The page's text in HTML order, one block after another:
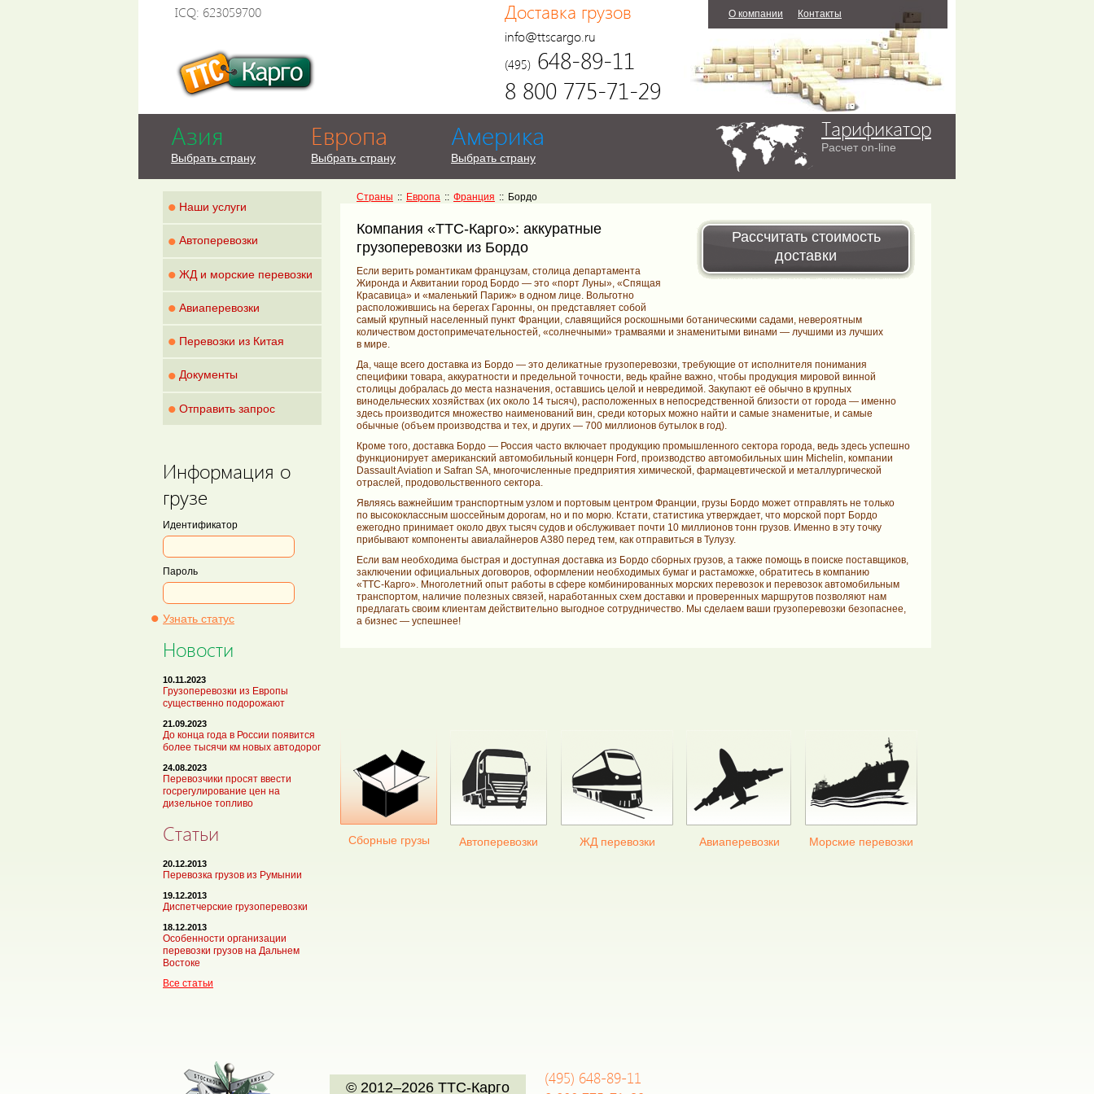
ICQ: 623059700 О компании Контакты
Доставка грузов
info@ttscargo.ru
(495) 648-89-11
8 800 775-71-29
Азия
Выбрать страну
Европа
Выбрать страну
Америка
Выбрать страну
Тарификатор
Расчет on-line
• Наши услуги
• Автоперевозки
• ЖД и морские перевозки
• Авиаперевозки
• Перевозки из Китая
• Документы
• Отправить запрос
Информация о
грузе
Идентификатор
Пароль
• Узнать статус
Новости
10.11.2023
Грузоперевозки из Европы
существенно подорожают
21.09.2023
До конца года в России появится
более тысячи км новых автодорог
24.08.2023
Перевозчики просят ввести
госрегулирование цен на
дизельное топливо
Статьи
20.12.2013
Перевозка грузов из Румынии
19.12.2013
Диспетчерские грузоперевозки
18.12.2013
Особенности организации
перевозки грузов на Дальнем
Востоке
Все статьи
Страны :: Европа :: Франция :: Бордо
Рассчитать стоимость
доставки
Компания «ТТС-Карго»: аккуратные
грузоперевозки из Бордо
Если верить романтикам французам, столица департамента
Жиронда и Аквитании город Бордо — это «порт Луны», «Спящая
Красавица» и «маленький Париж» в одном лице. Вольготно
расположившись на берегах Гаронны, он представляет собой
самый крупный населенный пункт Франции, славящийся роскошными ботаническими садами, невероятным
количеством достопримечательностей, «солнечными» трамваями и знаменитыми винами — лучшими из лучших
в мире.
Да, чаще всего доставка из Бордо — это деликатные грузоперевозки, требующие от исполнителя понимания
специфики товара, аккуратности и предельной точности, ведь крайне важно, чтобы продукция мировой винной
столицы добралась до места назначения, оставшись целой и невредимой. Закупают её обычно в крупных
винодельческих хозяйствах (их около 14 тысяч), расположенных в непосредственной близости от города — именно
здесь производится множество наименований вин, среди которых можно найти и самые знаменитые, и самые
обычные (объем производства и тех, и других — 700 миллионов бутылок в год).
Кроме того, доставка Бордо — Россия часто включает продукцию промышленного сектора города, ведь здесь успешно
функционирует американский автомобильный концерн Ford, производство автомобильных шин Michelin, компании
Dassault Aviation и Safran SA, многочисленные предприятия химической, фармацевтической и металлургической
отраслей, продовольственного сектора.
Являясь важнейшим транспортным узлом и портовым центром Франции, грузы Бордо может отправлять не только
по высококлассным шоссейным дорогам, но и по морю. Кстати, статистика утверждает, что морской порт Бордо
ежегодно принимает около двух тысяч судов и обслуживает почти 10 миллионов тонн грузов. Именно в эту точку
прибывают компоненты авиалайнеров А380 перед тем, как отправиться в Тулузу.
Если вам необходима быстрая и доступная доставка из Бордо сборных грузов, а также помощь в поиске поставщиков,
заключении официальных договоров, оформлении необходимых бумаг и растаможке, обратитесь в компанию
«ТТС-Карго». Многолетний опыт работы в сфере комбинированных морских перевозок и перевозок автомобильным
транспортом, наличие полезных связей, наработанных схем доставки и проверенных маршрутов позволяют нам
предлагать своим клиентам действительно выгодное сотрудничество. Мы сделаем ваши грузоперевозки безопаснее,
а бизнес — успешнее!
Сборные грузы Автоперевозки ЖД перевозки Авиаперевозки Морские перевозки
© 2012–2026 ТТС-Карго (495) 648-89-11